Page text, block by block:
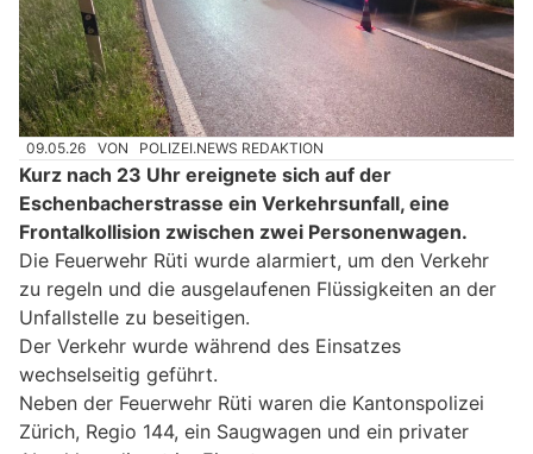
09.05.26 VON POLIZEI.NEWS REDAKTION
Kurz nach 23 Uhr ereignete sich auf der
Eschenbacherstrasse ein Verkehrsunfall, eine
Frontalkollision zwischen zwei Personenwagen.
Die Feuerwehr Rüti wurde alarmiert, um den Verkehr
zu regeln und die ausgelaufenen Flüssigkeiten an der
Unfallstelle zu beseitigen.
Der Verkehr wurde während des Einsatzes
wechselseitig geführt.
Neben der Feuerwehr Rüti waren die Kantonspolizei
Zürich, Regio 144, ein Saugwagen und ein privater